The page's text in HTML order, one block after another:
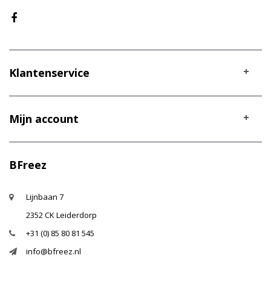
Klantenservice
Mijn account
BFreez
Lijnbaan 7
2352 CK Leiderdorp
+31 (0) 85 80 81 545
info@bfreez.nl